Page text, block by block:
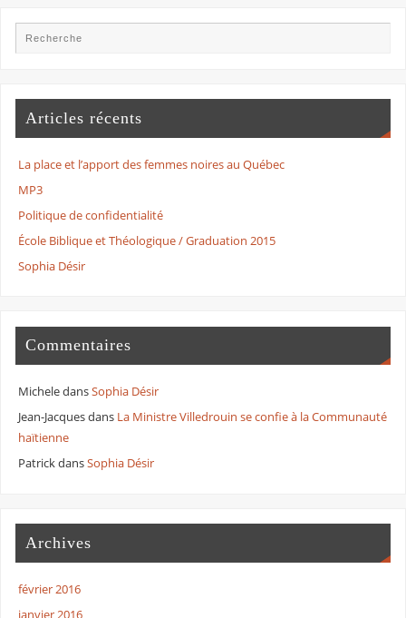
Articles récents
La place et l’apport des femmes noires au Québec
MP3
Politique de confidentialité
École Biblique et Théologique / Graduation 2015
Sophia Désir
Commentaires
MicheledansSophia Désir
Jean-Jacquesdans La Ministre Villedrouin se confie à la Communauté
haïtienne
PatrickdansSophia Désir
Archives
février 2016
janvier 2016